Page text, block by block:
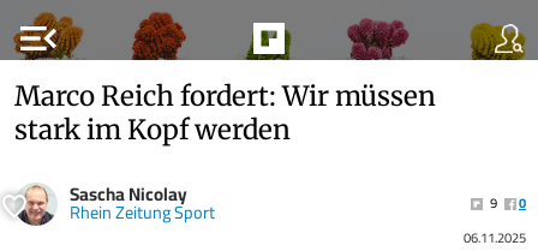
menu_open
Marco Reich fordert: Wir müssen
stark im Kopf werden
Sascha Nicolay
Rhein Zeitung Sport 9
0
06.11.2025